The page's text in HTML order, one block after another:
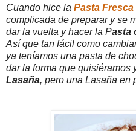
Cuando hice la Pasta
complicada de preparar y se
dar la vuelta y hacer la Pasta
Así que tan fácil como
ya teníamos una pasta de
dar la forma que quisiéramos
Lasaña, pero una Lasaña en